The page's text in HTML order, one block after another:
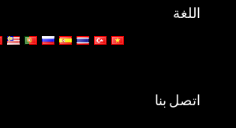
اللغة
اتصل بنا